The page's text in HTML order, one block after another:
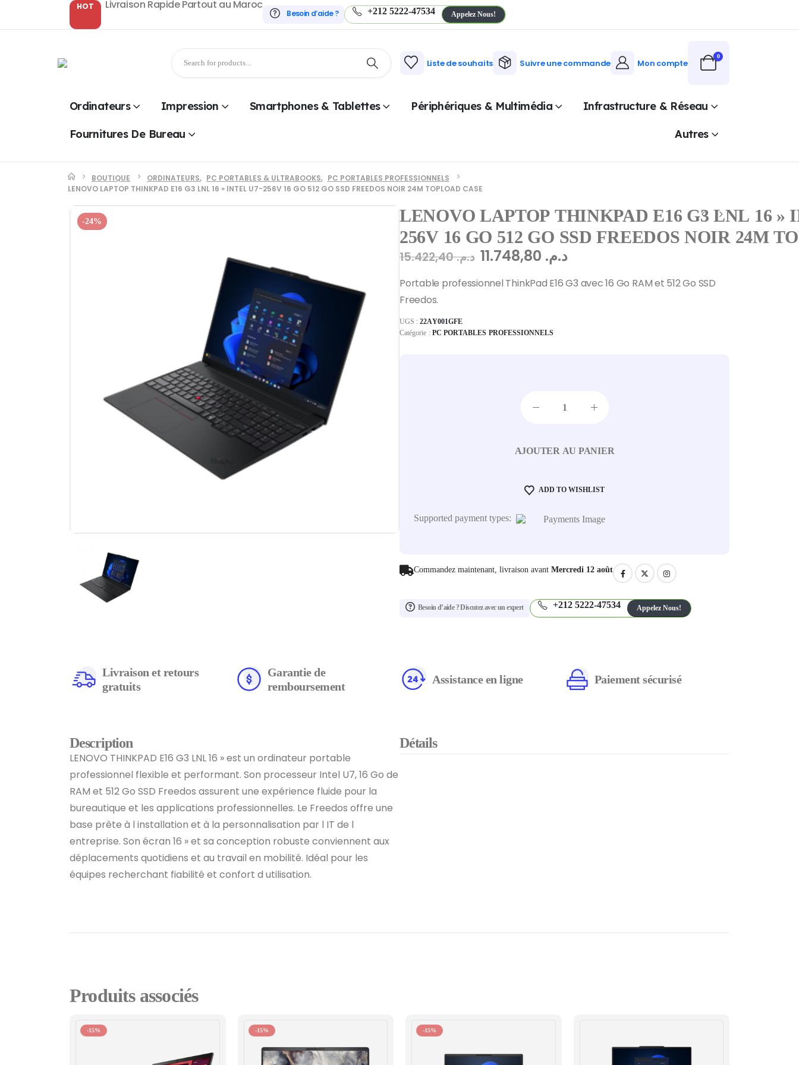
HOT Livraison Rapide Partout au Maroc
Besoin d’aide ? +212 5222-47534 Appelez Nous!
Liste de souhaits Suivre une commande Mon compte
0
Ordinateurs Impression Smartphones & Tablettes Périphériques & Multimédia Infrastructure & Réseau
Fournitures De Bureau Autres
BOUTIQUE ORDINATEURS, PC PORTABLES & ULTRABOOKS, PC PORTABLES PROFESSIONNELS
LENOVO LAPTOP THINKPAD E16 G3 LNL 16 » INTEL U7-256V 16 GO 512 GO SSD FREEDOS NOIR 24M TOPLOAD CASE
-24%
LENOVO LAPTOP THINKPAD E16 G3 LNL 16 »
256V 16 GO 512 GO SSD FREEDOS NOIR 24M
د.م.15.422,40 د.م.
Portable professionnel ThinkPad E16 G3 avec 16 Go RAM et 512 Go SSD
Freedos.
UGS :22AY001GFE
Catégorie : PC PORTABLES PROFESSIONNELS
AJOUTER AU PANIER
ADD TO WISHLIST
Supported payment types:
Commandez maintenant, livraison avant Mercredi 12 août
Besoin d’aide ? Discutez avec un expert +212 5222-47534 Appelez Nous!
Livraison et retours
gratuits
Garantie de
remboursement
Assistance en ligne Paiement sécurisé
Description
LENOVO THINKPAD E16 G3 LNL 16 » est un ordinateur portable
professionnel flexible et performant. Son processeur Intel U7, 16 Go de
RAM et 512 Go SSD Freedos assurent une expérience fluide pour la
bureautique et les applications professionnelles. Le Freedos offre une
base prête à l installation et à la personnalisation par l IT de l
entreprise. Son écran 16 » et sa conception robuste conviennent aux
déplacements quotidiens et au travail en mobilité. Idéal pour les
équipes recherchant fiabilité et confort d utilisation.
Détails
Produits associés
-15% -15% -15%